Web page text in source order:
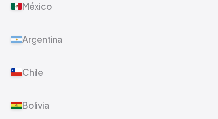
México
Argentina
Chile
Bolivia